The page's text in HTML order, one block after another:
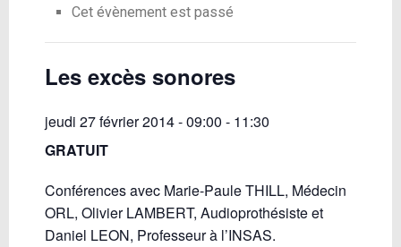
Cet évènement est passé
Les excès sonores
jeudi 27 février 2014 - 09:00 - 11:30
GRATUIT
Conférences avec Marie-Paule THILL, Médecin
ORL, Olivier LAMBERT, Audioprothésiste et
Daniel LEON, Professeur à l’INSAS.